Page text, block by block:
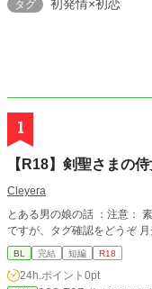
タグ 初発情×初恋
1
【R18】剣聖さまの
Cleyera
とある男の娘の話 ：注意： 素人です お年玉……になると良いな 人外要素は薄め
ですが、タグ確認をどうぞ
BL 完結 短編 R18
24h.ポイント 0pt